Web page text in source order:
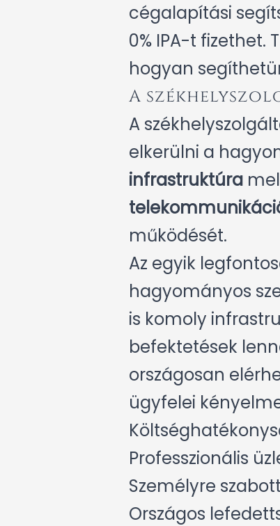
cégalapítási
0% IPA-t
hogyan
A
A
elkerülni a
infrastruktúra
működését.
Az egyik
hagyományos
is komoly
befektetések
országosan
ügyfelei
Professzionális
Személyre
Országos